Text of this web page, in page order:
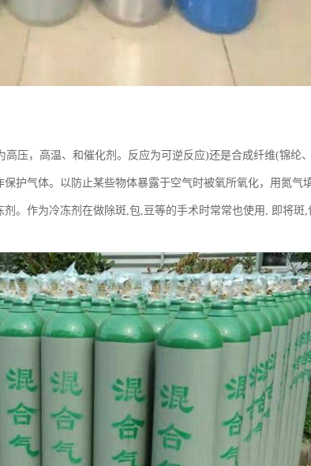
压，高温、和催化剂。反应为可逆反应)还是合成纤维(锦纶
护气体。以防止某些物体暴露于空气时被氧所氧化，用氮气
。作为冷冻剂在做除斑,包,豆等的手术时常常也使用, 即将斑